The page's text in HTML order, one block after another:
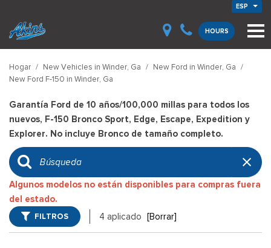
ESP
HOURS
Hogar / New Vehicles in Winder, Ga / New Ford in Winder, Ga /
New Ford F-150 in Winder, Ga
Garantía Ford de 10 años/100,000 millas para todos los
nuevos, F-150 Bronco Sport, Edge, Escape, Expedition y
Explorer. No incluye Bronco de tamaño completo.
Algunos modelos no están disponibles para compras fuera
del estado.
FILTROS 4 aplicado [Borrar]